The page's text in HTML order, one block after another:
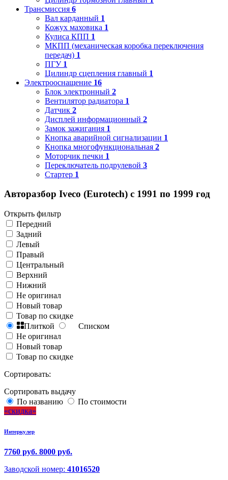
Трансмиссия 6
Вал карданный 1
Кожух маховика 1
Кулиса КПП 1
МКПП (механическая коробка переключения
передач) 1
ПГУ 1
Цилиндр сцепления главный 1
Электрооснащение 16
Блок электронный 2
Вентилятор радиатора 1
Датчик 2
Дисплей информационный 2
Замок зажигания 1
Кнопка аварийной сигнализации 1
Кнопка многофункциональная 2
Моторчик печки 1
Переключатель подрулевой 3
Стартер 1
Авторазбор Iveco (Eurotech) с 1991 по 1999 год
Открыть фильтр
Передний
Задний
Левый
Правый
Центральный
Верхний
Нижний
Не оригинал
Новый товар
Товар по скидке
Плиткой
Списком
Не оригинал
Новый товар
Товар по скидке
Сортировать:
Сортировать выдачу
По названию
По стоимости
скидка
Интеркулер
7760 руб. 8000 руб.
Заводской номер: 41016520